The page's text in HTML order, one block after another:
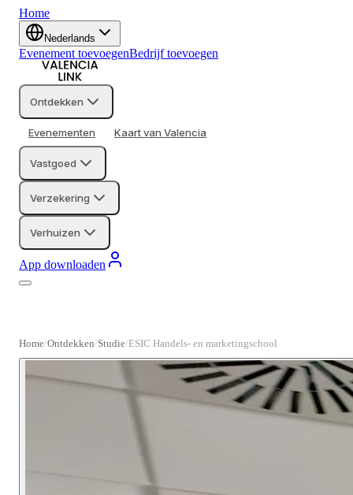
Home
Nederlands
Evenement toevoegenBedrijf toevoegen
Ontdekken
Evenementen Kaart van Valencia
Vastgoed
Verzekering
Verhuizen
App downloaden
Home Ontdekken Studie ESIC Handels- en marketingschool